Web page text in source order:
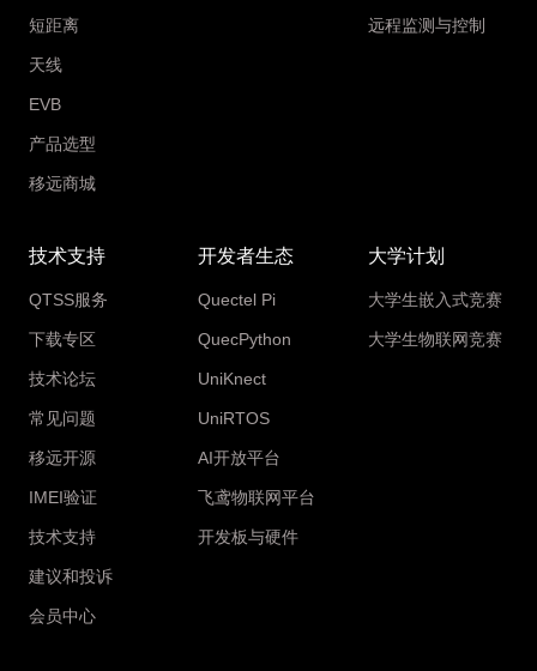
短距离
天线
EVB
产品选型
移远商城
远程监测与控制
技术支持
QTSS服务
下载专区
技术论坛
常见问题
移远开源
IMEI验证
技术支持
建议和投诉
会员中心
开发者生态
Quectel Pi
QuecPython
UniKnect
UniRTOS
AI开放平台
飞鸢物联网平台
开发板与硬件
大学计划
大学生嵌入式竞赛
大学生物联网竞赛